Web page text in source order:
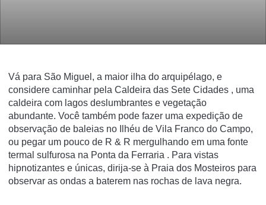
Vá para São Miguel, a maior ilha do arquipélago, e
considere caminhar pela Caldeira das Sete Cidades , uma
caldeira com lagos deslumbrantes e vegetação
abundante. Você também pode fazer uma expedição de
observação de baleias no Ilhéu de Vila Franco do Campo,
ou pegar um pouco de R & R mergulhando em uma fonte
termal sulfurosa na Ponta da Ferraria . Para vistas
hipnotizantes e únicas, dirija-se à Praia dos Mosteiros para
observar as ondas a baterem nas rochas de lava negra.